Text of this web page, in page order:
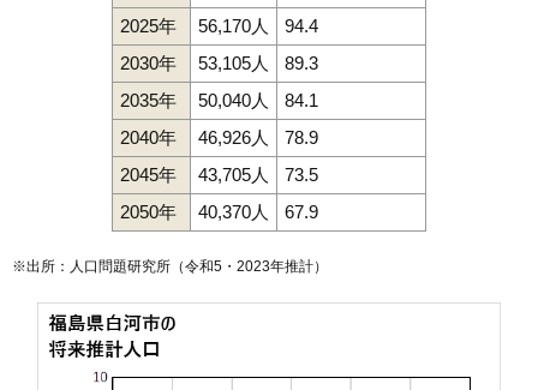
2025年
56,170人
94.4
2030年
53,105人
89.3
2035年
50,040人
84.1
2040年
46,926人
78.9
2045年
43,705人
73.5
2050年
40,370人 67.9
※出所：人口問題研究所（令和5・2023年推計）